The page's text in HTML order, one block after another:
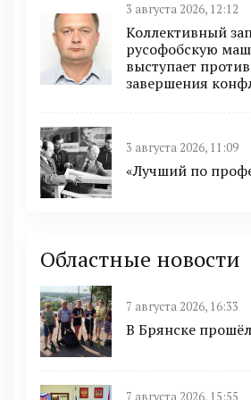
3 августа 2026, 12:12
Коллективный
русофобскую
выступает
завершения
3 августа 2026, 11:09
«Лучший по
Областные новости
7 августа 2026, 16:33
В Брянске
7 августа 2026, 15:55